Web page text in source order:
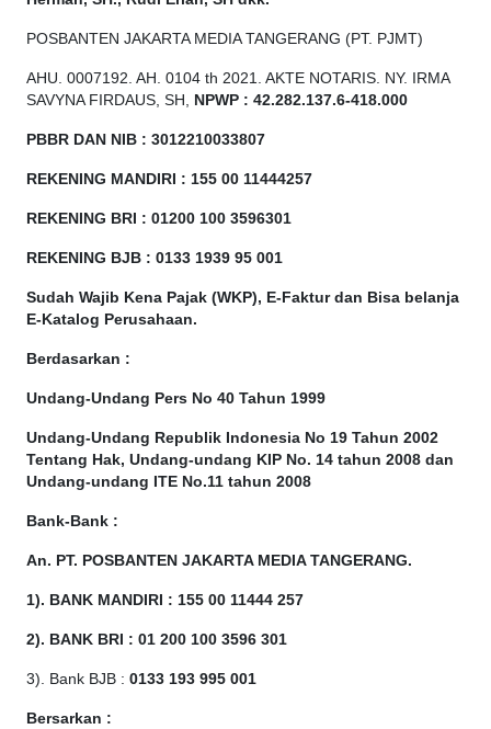
POSBANTEN JAKARTA MEDIA TANGERANG (PT. PJMT)
AHU. 0007192. AH. 0104 th 2021. AKTE NOTARIS. NY. IRMA
SAVYNA FIRDAUS, SH, NPW P : 42.282.137.6-418.000
PBBR DAN NIB : 3012210033807
REKENING MANDIRI : 155 00 11444257
REKENING BRI : 01200 100 3596301
REKENING BJB : 0133 1939 95 001
Sudah Wajib Kena Pajak (WKP), E-Faktur dan Bisa belanja
E-Katalog Perusahaan.
Berdasarkan :
Undang-Undang Pers No 40 Tahun 1999
Undang-Undang Republik Indonesia No 19 Tahun 2002
Tentang Hak, Undang-undang KIP No. 14 tahun 2008 dan
Undang-undang ITE No.11 tahun 2008
Bank-Bank :
An. PT. POSBANTEN JAKARTA MEDIA TANGERANG.
1). BANK MANDIRI : 155 00 11444 257
2). BANK BRI : 01 200 100 3596 301
3). Bank BJB : 0133 193 995 001
Bersarkan :